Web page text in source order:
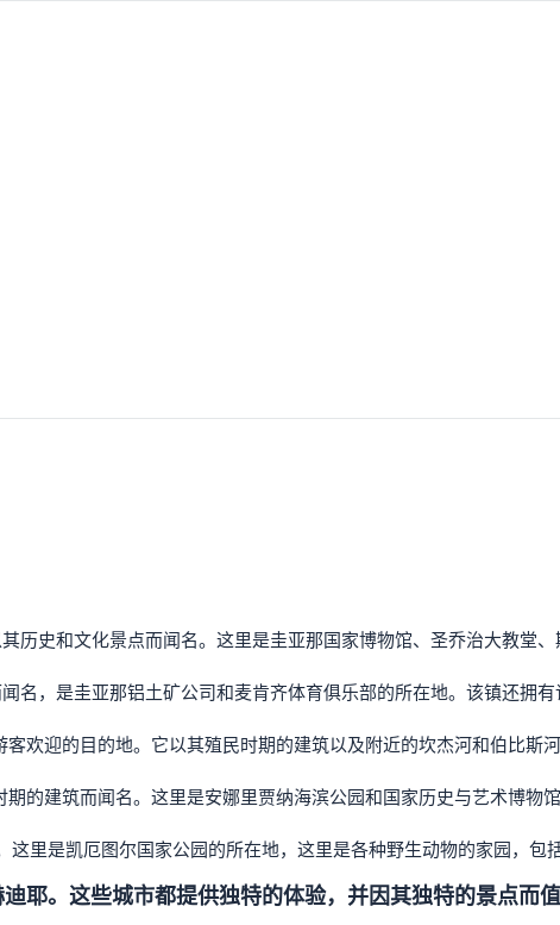
历史和文化景点而闻名。这里是圭亚那国家博物馆、圣乔治大教堂
名，是圭亚那铝土矿公司和麦肯齐体育俱乐部的所在地。该镇还拥
欢迎的目的地。它以其殖民时期的建筑以及附近的坎杰河和伯比斯
的建筑而闻名。这里是安娜里贾纳海滨公园和国家历史与艺术博物
里是凯厄图尔国家公园的所在地，这里是各种野生动物的家园，包
。这些城市都提供独特的体验，并因其独特的景点而值